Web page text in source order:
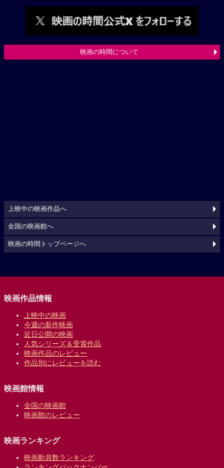
映画の時間について
上映中の映画作品へ
全国の映画館へ
映画の時間トップページへ
映画作品情報
上映中の映画
今週の新作映画
近日公開の映画
人気シリーズ＆受賞作品
映画作品のレビュー
作品別にレビューを読む
映画館情報
全国の映画館
映画館のレビュー
映画ランキング
映画動員数ランキング